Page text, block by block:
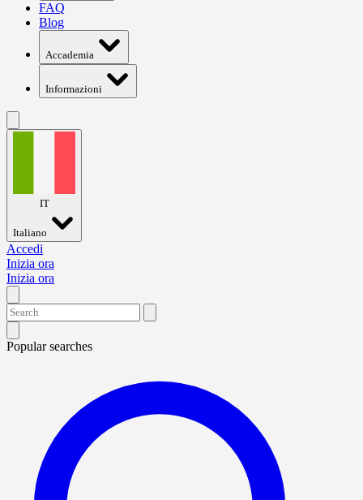
FAQ
Blog
Accademia
Informazioni
IT
Italiano
Accedi
Inizia ora
Inizia ora
Popular searches